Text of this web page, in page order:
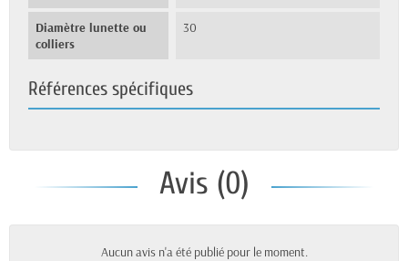
Diamètre lunette ou
colliers
30
Références spécifiques
Avis (0)
Aucun avis n'a été publié pour le moment.